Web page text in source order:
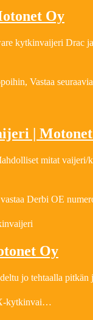
Oy
kytkinvaijeri Drac
Vastaa
|
mitat
Derbi OE
Oy
jo tehtaalla
kytkinvai…